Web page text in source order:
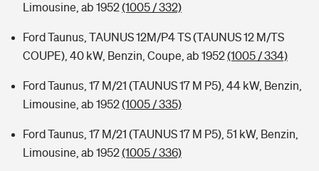
Limousine, ab 1952(1005 / 332)
Ford Taunus, TAUNUS 12M/P4 TS (TAUNUS 12 M/TS
COUPE), 40 kW, Benzin, Coupe, ab 1952(1005 / 334)
Ford Taunus, 17 M/21 (TAUNUS 17 M P5), 44 kW, Benzin,
Limousine, ab 1952(1005 / 335)
Ford Taunus, 17 M/21 (TAUNUS 17 M P5), 51 kW, Benzin,
Limousine, ab 1952(1005 / 336)